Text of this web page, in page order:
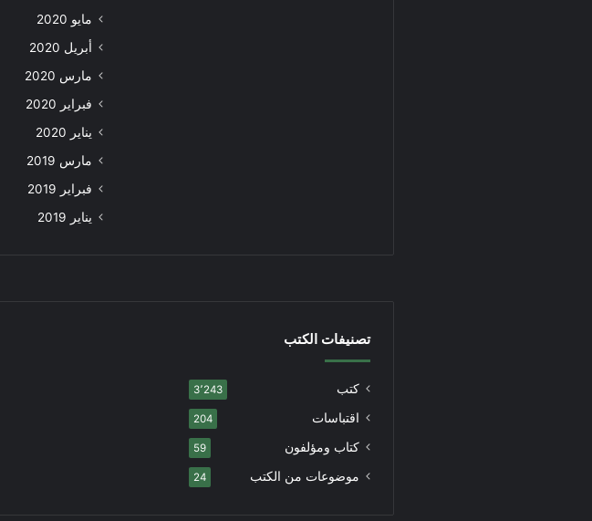
مايو 2020
أبريل 2020
مارس 2020
فبراير 2020
يناير 2020
مارس 2019
فبراير 2019
يناير 2019
تصنيفات الكتب
كتب 3٬243
اقتباسات 204
كتاب ومؤلفون 59
موضوعات من الكتب 24